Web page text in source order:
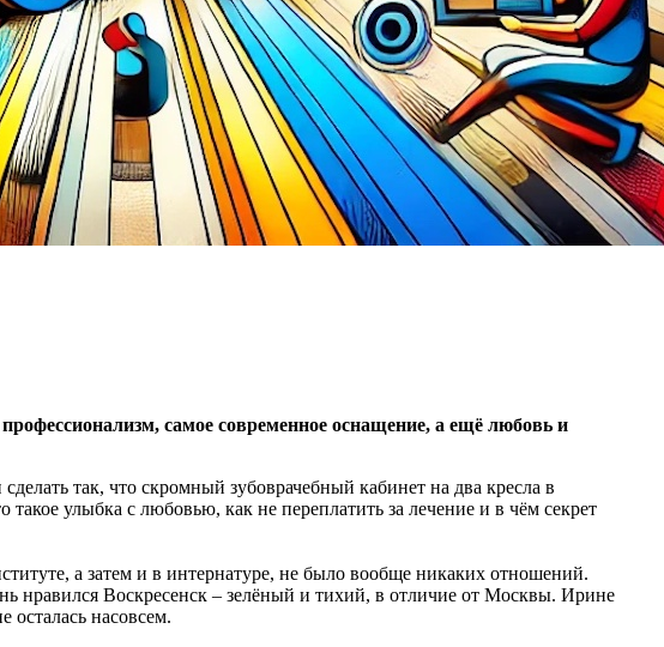
самое современное оснащение, а ещё любовь и
так, что скромный зубоврачебный кабинет на два кресла в
улыбка с любовью, как не переплатить за лечение и в чём секрет
а затем и в интернатуре, не было вообще никаких отношений.
нравился Воскресенск – зелёный и тихий, в отличие от Москвы. Ирине
насовсем.